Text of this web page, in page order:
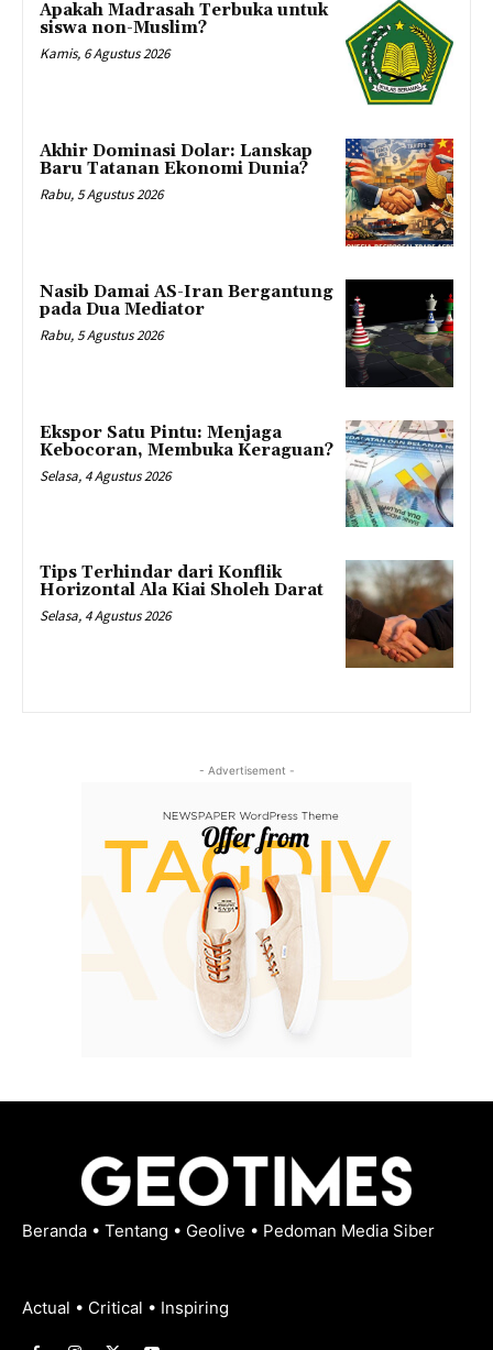
Apakah Madrasah Terbuka untuk
siswa non-Muslim?
Kamis, 6 Agustus 2026
Akhir Dominasi Dolar: Lanskap
Baru Tatanan Ekonomi Dunia?
Rabu, 5 Agustus 2026
Nasib Damai AS-Iran Bergantung
pada Dua Mediator
Rabu, 5 Agustus 2026
Ekspor Satu Pintu: Menjaga
Kebocoran, Membuka Keraguan?
Selasa, 4 Agustus 2026
Tips Terhindar dari Konflik
Horizontal Ala Kiai Sholeh Darat
Selasa, 4 Agustus 2026
- Advertisement -
Beranda • Tentang • Geolive • Pedoman Media Siber
Actual • Critical • Inspiring